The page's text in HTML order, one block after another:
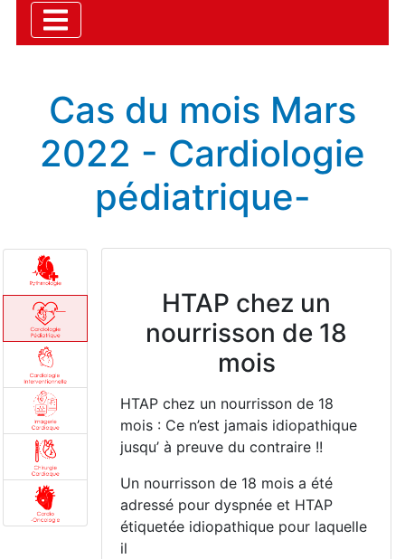
Cas du mois Mars
2022 - Cardiologie
pédiatrique-
HTAP chez un
nourrisson de 18
mois
HTAP chez un nourrisson de 18
mois : Ce n’est jamais idiopathique
jusqu’ à preuve du contraire !!
Un nourrisson de 18 mois a été
adressé pour dyspnée et HTAP
étiquetée idiopathique pour laquelle
il